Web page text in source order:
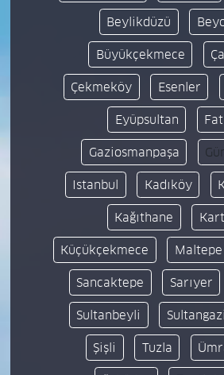
Beylikdüzü
Büyükçekmece
Çekmeköy Esenler
Eyüpsultan
Gaziosmanpaşa
Istanbul Kadıköy
Kağıthane
Küçükçekmece Maltepe
Sancaktepe Sarıyer
Sultanbeyli Sultangazi
Şişli Tuzla